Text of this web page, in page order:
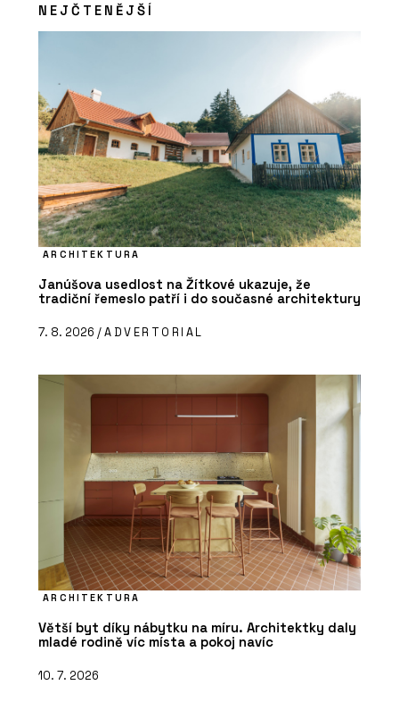
NEJČTENĚJŠÍ
ARCHITEKTURA
Janúšova usedlost na Žítkové ukazuje, že
tradiční řemeslo patří i do současné architektury
7. 8. 2026 /ADVERTORIAL
ARCHITEKTURA
Větší byt díky nábytku na míru. Architektky daly
mladé rodině víc místa a pokoj navíc
10. 7. 2026